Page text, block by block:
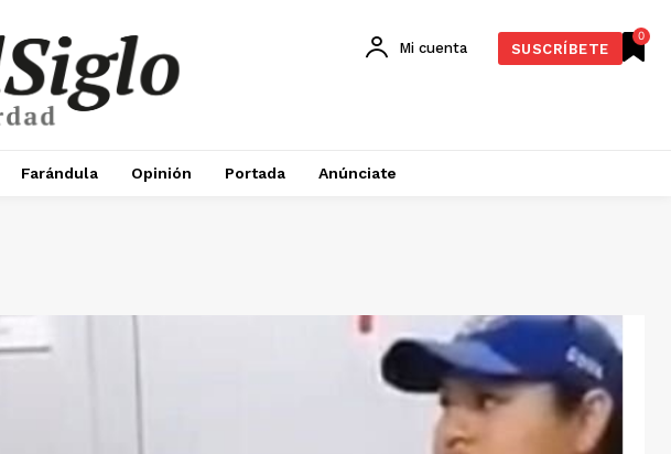
0
Mi cuenta SUSCRÍBETE
Farándula Opinión Portada Anúnciate